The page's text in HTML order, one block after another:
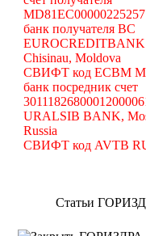
банк получателя BC
EUROCREDITBANK
Chisinau, Moldova
СВИФТ код ECBM
банк посредник счет
URALSIB BANK,
Russia
СВИФТ код AVTB
Статьи